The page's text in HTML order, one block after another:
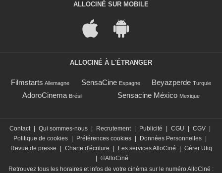
ALLOCINÉ SUR MOBILE
ALLOCINÉ À L'ÉTRANGER
Filmstarts Allemagne SensaCine Espagne Beyazperde Turquie
AdoroCinema Brésil Sensacine México Mexique
Contact Qui sommes-nous Recrutement Publicité CGU CGV
Politique de cookies
Préférences cookies Données Personnelles
Revue de presse
Charte d'écriture Les services AlloCiné
Gérer Utiq
©AlloCiné
Retrouvez tous les horaires et infos de votre cinéma sur le numéro AlloCiné :